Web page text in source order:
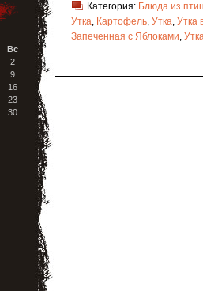
Категория: Блюда из
Утка, Картофель, Утка, Утка
Запеченная с Яблоками,
Вс
2
9
16
23
30